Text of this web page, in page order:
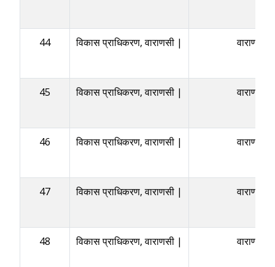
44 विकास प्राधिकरण, वाराणसी | वाराणसी
45 विकास प्राधिकरण, वाराणसी | वाराणसी
46 विकास प्राधिकरण, वाराणसी | वाराणसी
47 विकास प्राधिकरण, वाराणसी | वाराणसी
48 विकास प्राधिकरण, वाराणसी | वाराणसी